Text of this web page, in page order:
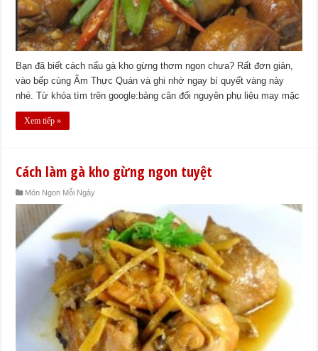
Bạn đã biết cách nấu gà kho gừng thơm ngon chưa? Rất đơn giản,
vào bếp cùng Ẩm Thực Quán và ghi nhớ ngay bí quyết vàng này
nhé. Từ khóa tìm trên google:bảng cân đối nguyên phụ liệu may mặc
Xem tiếp »
Cách làm gà kho gừng ngon tuyệt
Món Ngon Mỗi Ngày